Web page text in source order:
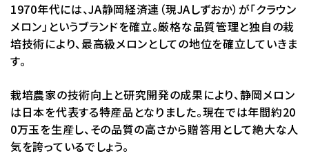
1970年代には、JA静岡経済連（現JAしずおか）が「クラウン
メロン」というブランドを確立。厳格な品質管理と独自の栽
培技術により、最高級メロンとしての地位を確立していきま
す。
栽培農家の技術向上と研究開発の成果により、静岡メロン
は日本を代表する特産品となりました。現在では年間約20
0万玉を生産し、その品質の高さから贈答用として絶大な人
気を誇っているでしょう。